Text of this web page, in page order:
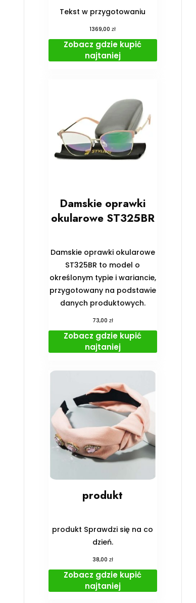
Tekst w przygotowaniu
1369,00zł
Zobacz gdzie kupić
najtaniej
Damskie oprawki
okularowe ST325BR
Damskie oprawki okularowe
ST325BR to model o
określonym typie i wariancie,
przygotowany na podstawie
danych produktowych.
73,00 zł
Zobacz gdzie kupić
najtaniej
produkt
produkt Sprawdzi się na co
dzień.
38,00 zł
Zobacz gdzie kupić
najtaniej